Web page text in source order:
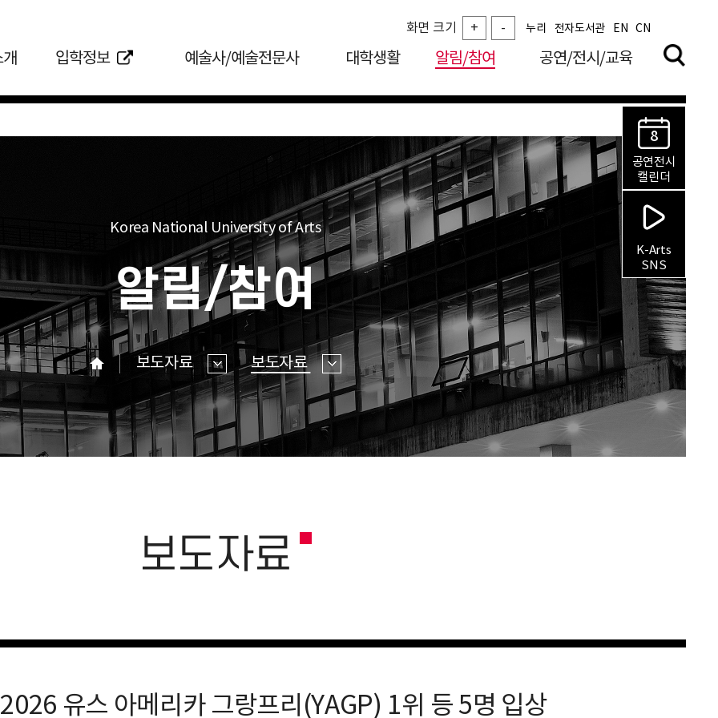
8
공연전시
캘린더
K-Arts
SNS
입학정보 예술사/예술전문사 대학생활 알림/참여 공연/전시/교육
화면 크기 + - 누리 전자도서관 EN CN
Korea National University of Arts
알림/참여
홈 보도자료 보도자료
보도자료
유스 아메리카 그랑프리(YAGP) 1위 등 5명 입상